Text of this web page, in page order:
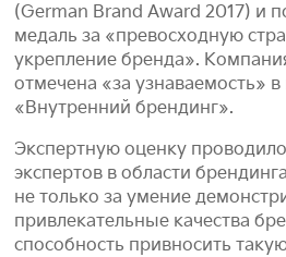
(German Brand Award 2017) и
медаль за «превосходную
укрепление бренда».
отмечена «за узнаваемость»
«Внутренний брендинг».
Экспертную оценку
экспертов в области
не только за умение
привлекательные качества
способность привносить